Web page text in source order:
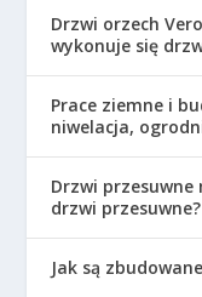
Drzwi orzech
wykonuje się
Prace ziemne i
niwelacja,
Drzwi przesuwne
drzwi przesuwne?
Jak są